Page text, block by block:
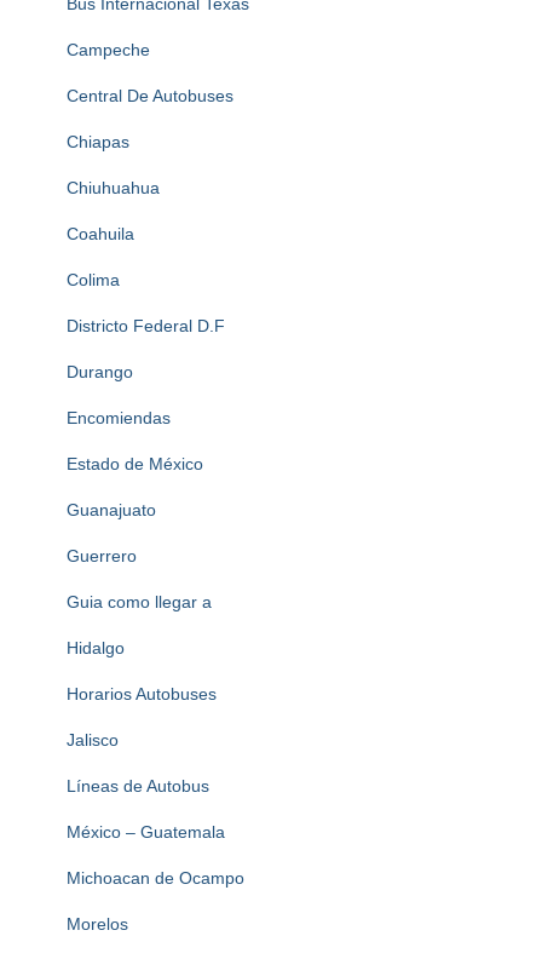
Campeche
Central De Autobuses
Chiapas
Chiuhuahua
Coahuila
Colima
Districto Federal D.F
Durango
Encomiendas
Estado de México
Guanajuato
Guerrero
Guia como llegar a
Hidalgo
Horarios Autobuses
Jalisco
Líneas de Autobus
México – Guatemala
Michoacan de Ocampo
Morelos